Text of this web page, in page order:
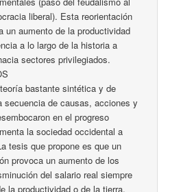
liberal). Esta reorientación
un aumento de la productividad
a lo largo de la historia a
sectores privilegiados.
bastante sintética y de
secuencia de causas, acciones y
en el progreso
la sociedad occidental a
tesis que propone es que un
provoca un aumento de los
del salario real siempre
la productividad o de la tierra.